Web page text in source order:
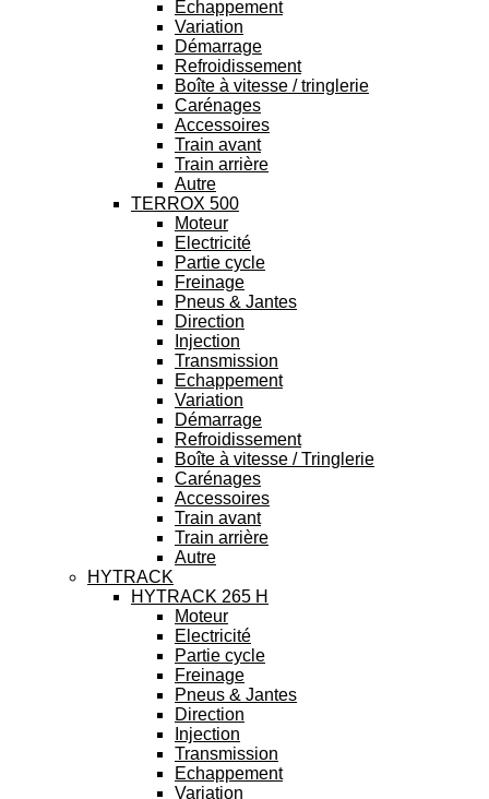
Echappement
Variation
Démarrage
Refroidissement
Boîte à vitesse / tringlerie
Carénages
Accessoires
Train avant
Train arrière
Autre
TERROX 500
Moteur
Electricité
Partie cycle
Freinage
Pneus & Jantes
Direction
Injection
Transmission
Echappement
Variation
Démarrage
Refroidissement
Boîte à vitesse / Tringlerie
Carénages
Accessoires
Train avant
Train arrière
Autre
HYTRACK
HYTRACK 265 H
Moteur
Electricité
Partie cycle
Freinage
Pneus & Jantes
Direction
Injection
Transmission
Echappement
Variation